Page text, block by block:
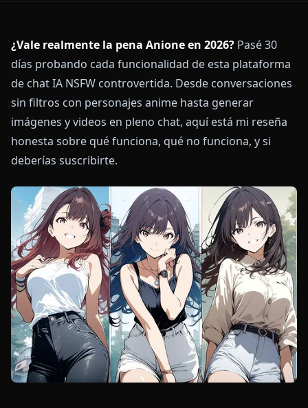
¿Vale realmente la pena Anione en 2026? Pasé 30
días probando cada funcionalidad de esta plataforma
de chat IA NSFW controvertida. Desde conversaciones
sin filtros con personajes anime hasta generar
imágenes y videos en pleno chat, aquí está mi reseña
honesta sobre qué funciona, qué no funciona, y si
deberías suscribirte.